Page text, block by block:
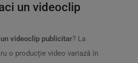
un videoclip
videoclip publicitar? La
o producție video variază în